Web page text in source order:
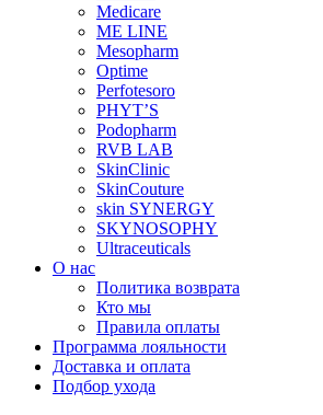
Medicare
ME LINE
Mesopharm
Optime
Perfotesoro
PHYT’S
Podopharm
RVB LAB
SkinClinic
SkinCouture
skin SYNERGY
SKYNOSOPHY
Ultraceuticals
О нас
Политика возврата
Кто мы
Правила оплаты
Программа лояльности
Доставка и оплата
Подбор ухода